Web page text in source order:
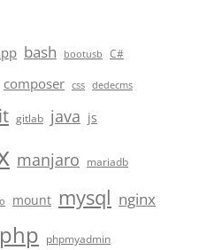
bash bootusb C#
composer css dedecms
gitlab java js
manjaro mariadb
mount mysql nginx
php phpmyadmin